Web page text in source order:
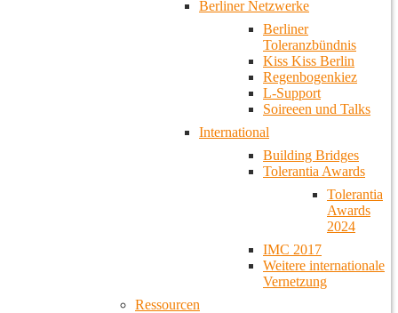
Berliner Netzwerke
Berliner
Toleranzbündnis
Kiss Kiss Berlin
Regenbogenkiez
L-Support
Soireeen und Talks
International
Building Bridges
Tolerantia Awards
Tolerantia
Awards
2024
IMC 2017
Weitere internationale
Vernetzung
Ressourcen